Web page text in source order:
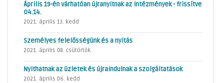
Április 19-én várhatóan újranyitnak az intézmények - frissítve
04.14.
2021. április 13. kedd
Személyes felelősségünk és a nyitás
2021. április 08. csütörtök
Nyithatnak az üzletek és újraindulnak a szolgáltatások
2021. április 06. kedd